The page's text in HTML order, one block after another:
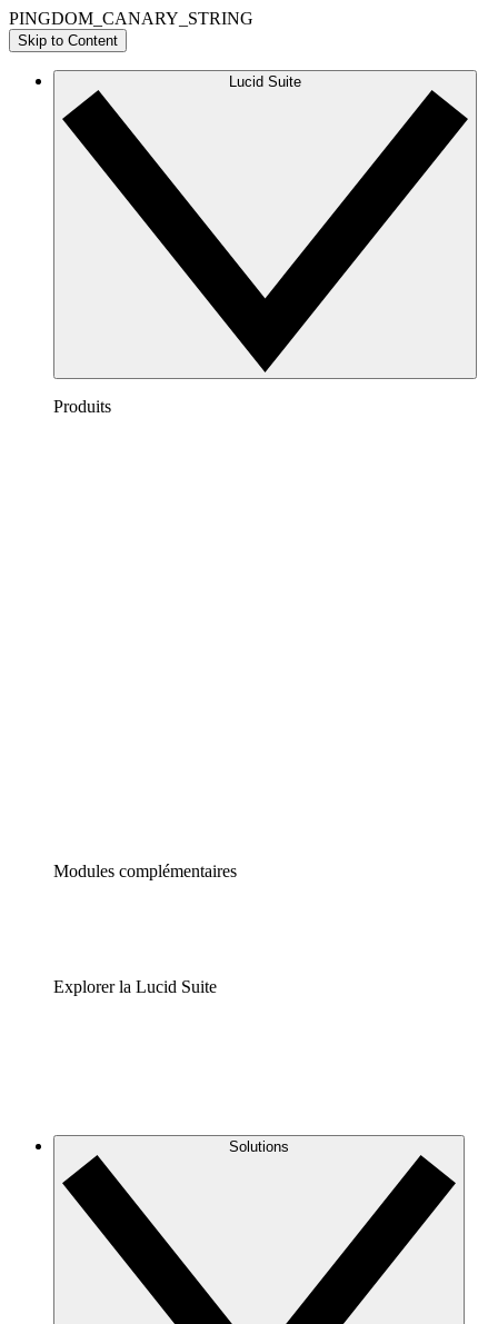
PINGDOM_CANARY_STRING
Skip to Content
Lucid Suite
Produits
Modules complémentaires
Explorer la Lucid Suite
Solutions